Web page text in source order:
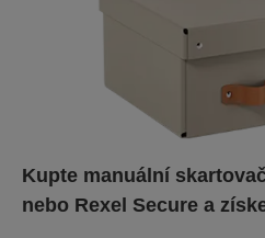
Kupte manuální
nebo Rexel Secure a